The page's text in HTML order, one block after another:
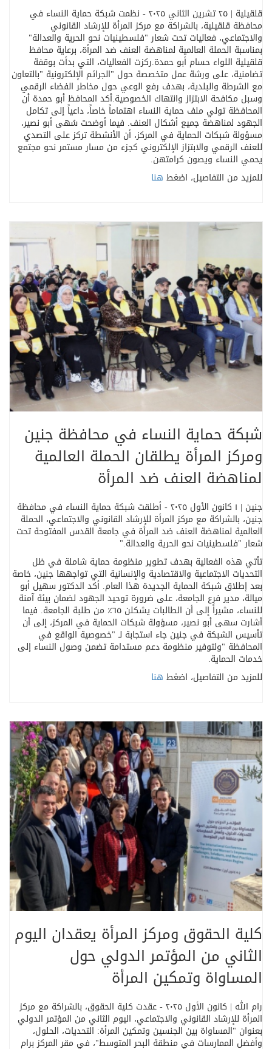
قلقيلية | ٢٥ تشرين الثاني ٢٠٢٥ - نظمت شبكة حماية النساء في
محافظة قلقيلية، بالشراكة مع مركز المرأة للإرشاد القانوني
والاجتماعي، فعاليات تحت شعار"فلسطينيات نحو الحرية والعدالة"
بمناسبة الحملة العالمية لمناهضة العنف ضد المرأة، برعاية محافظ
قلقيلية اللواء حسام أبو حمدة.ركزت الفعاليات، التي بدأت بوقفة
تضامنية، على ورشة عمل متخصصة حول "الجرائم الإلكترونية "بالتعاون
مع الشرطة والبلدية، بهدف رفع الوعي حول مخاطر الفضاء الرقمي
وسبل مكافحة الابتزاز وانتهاك الخصوصية.أكد المحافظ أبو حمدة أن
المحافظة تولي ملف حماية النساء اهتماماً خاصاً، داعياً إلى تكامل
الجهود لمناهضة جميع أشكال العنف. فيما أوضحت سُهى أبو نصير،
مسؤولة شبكات الحماية في المركز، أن الأنشطة تركز على التصدي
للعنف الرقمي والابتزاز الإلكتروني كجزء من مسار مستمر نحو مجتمع
يحمي النساء ويصون كرامتهن.
للمزيد من التفاصيل، اضغط هنا
شبكة حماية النساء في محافظة جنين
ومركز المرأة يطلقان الحملة العالمية
لمناهضة العنف ضد المرأة
جنين | ١ كانون الأول ٢٠٢٥ - أطلقت شبكة حماية النساء في محافظة
جنين، بالشراكة مع مركز المرأة للإرشاد القانوني والاجتماعي، الحملة
العالمية لمناهضة العنف ضد المرأة في جامعة القدس المفتوحة تحت
شعار"فلسطينيات نحو الحرية والعدالة".
تأتي هذه الفعالية بهدف تطوير منظومة حماية شاملة في ظل
التحديات الاجتماعية والاقتصادية والإنسانية التي تواجهها جنين، خاصة
بعد إطلاق شبكة الحماية الجديدة هذا العام. أكد الدكتور سهيل أبو
ميالة، مدير فرع الجامعة، على ضرورة توحيد الجهود لضمان بيئة آمنة
للنساء، مشيراً إلى أن الطالبات يشكلن ٦٥٪ من طلبة الجامعة. فيما
أشارت سهى أبو نصير، مسؤولة شبكات الحماية في المركز، إلى أن
تأسيس الشبكة في جنين جاء استجابة لـ"خصوصية الواقع في
المحافظة "ولتوفير منظومة دعم مستدامة تضمن وصول النساء إلى
خدمات الحماية.
للمزيد من التفاصيل، اضغط هنا
كلية الحقوق ومركز المرأة يعقدان اليوم
الثاني من المؤتمر الدولي حول
المساواة وتمكين المرأة
رام الله | كانون الأول ٢٠٢٥ - عقدت كلية الحقوق، بالشراكة مع مركز
المرأة للإرشاد القانوني والاجتماعي، اليوم الثاني من المؤتمر الدولي
بعنوان "المساواة بين الجنسين وتمكين المرأة: التحديات، الحلول،
وأفضل الممارسات في منطقة البحر المتوسط"، في مقر المركز برام